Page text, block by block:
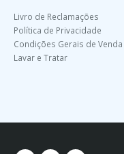
Livro de Reclamações
Política de Privacidade
Condições Gerais de Venda
Lavar e Tratar